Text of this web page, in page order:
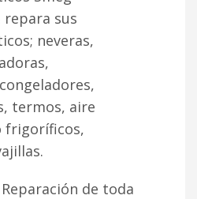
sus
neveras,
termos, aire
frigoríficos,
de toda